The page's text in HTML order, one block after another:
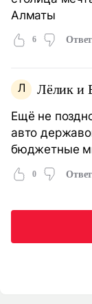
Алматы
6
Л Лёлик и
Ещё не
авто
бюджетные
0